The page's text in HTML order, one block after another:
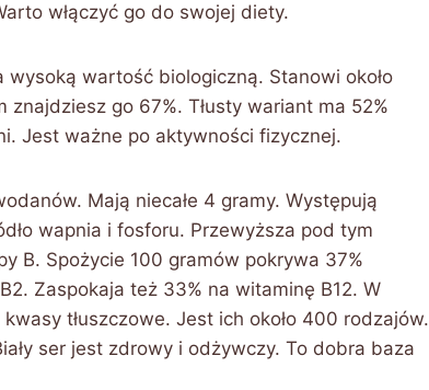
włączyć go do swojej diety.
wysoką wartość biologiczną. Stanowi około
znajdziesz go 67%. Tłusty wariant ma 52%
Jest ważne po aktywności fizycznej.
Mają niecałe 4 gramy. Występują
wapnia i fosforu. Przewyższa pod tym
B. Spożycie 100 gramów pokrywa 37%
Zaspokaja też 33% na witaminę B12. W
tłuszczowe. Jest ich około 400 rodzajów.
ser jest zdrowy i odżywczy. To dobra baza